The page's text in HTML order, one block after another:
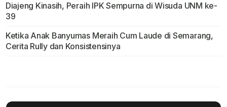
Diajeng Kinasih, Peraih IPK Sempurna di Wisuda UNM ke-
39
Ketika Anak Banyumas Meraih Cum Laude di Semarang,
Cerita Rully dan Konsistensinya